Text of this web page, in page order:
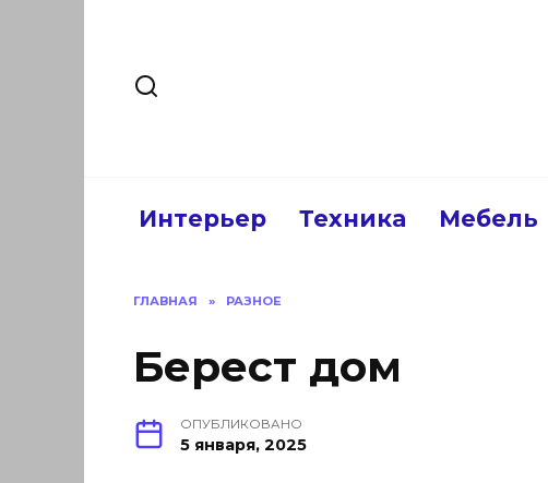
Интерьер Техника Мебель
ГЛАВНАЯ » РАЗНОЕ
Берест дом
ОПУБЛИКОВАНО
5 января, 2025